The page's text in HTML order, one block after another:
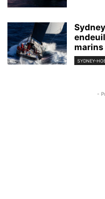
marins
SYDNEY-
-